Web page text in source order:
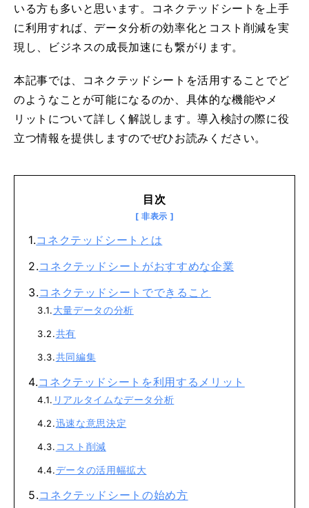
いる方も多いと思います。コネクテッドシートを上手
に利用すれば、データ分析の効率化とコスト削減を実
現し、ビジネスの成長加速にも繋がります。
本記事では、コネクテッドシートを活用することでど
のようなことが可能になるのか、具体的な機能やメ
リットについて詳しく解説します。導入検討の際に役
立つ情報を提供しますのでぜひお読みください。
目次
コネクテッドシートとは
コネクテッドシートがおすすめな企業
コネクテッドシートでできること
大量データの分析
共有
共同編集
コネクテッドシートを利用するメリット
リアルタイムなデータ分析
迅速な意思決定
コスト削減
データの活用幅拡大
コネクテッドシートの始め方